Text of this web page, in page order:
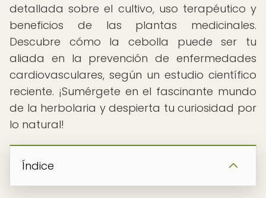
detallada sobre el cultivo, uso terapéutico y
beneficios de las plantas medicinales.
Descubre cómo la cebolla puede ser tu
aliada en la prevención de enfermedades
cardiovasculares, según un estudio científico
reciente. ¡Sumérgete en el fascinante mundo
de la herbolaria y despierta tu curiosidad por
lo natural!
Índice